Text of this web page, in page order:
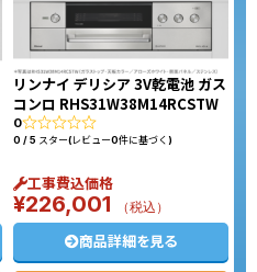
リンナイ デリシア 3V乾電池 ガス
コンロ RHS31W38M14RCSTW
0
0 / 5 スター(レビュー0件に基づく)
工事費込価格
¥226,001 （税込）
商品詳細を見る